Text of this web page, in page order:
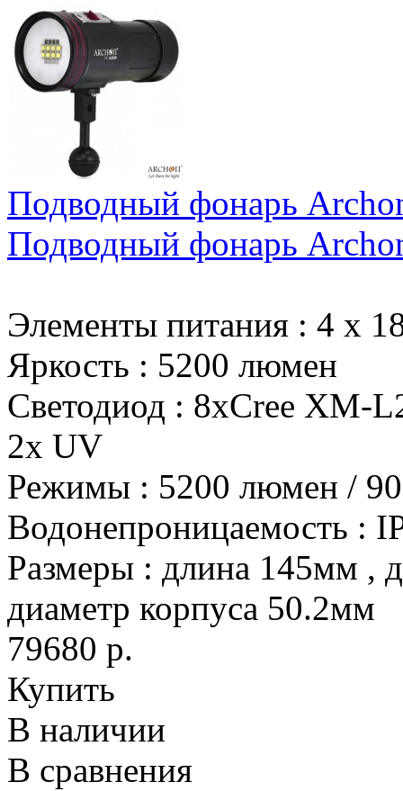
Подводный фонарь
Подводный фонарь
Элементы питания : 4 х
Яркость : 5200 люмен
Светодиод : 8xCree XM-
2x UV
Режимы : 5200 люмен /
Водонепроницаемость :
Размеры : длина 145мм ,
диаметр корпуса 50.2мм
79680 р.
Купить
В наличии
В сравнения